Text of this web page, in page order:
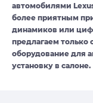
автомобилями
более приятным
динамиков или
предлагаем только
оборудование для
установку в салоне.